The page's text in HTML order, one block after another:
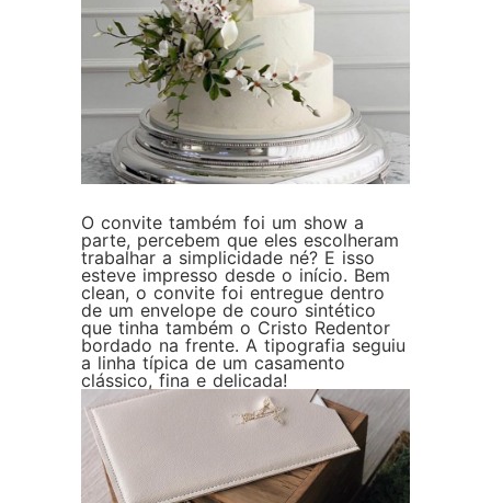
O convite também foi um show a
parte, percebem que eles escolheram
trabalhar a simplicidade né? E isso
esteve impresso desde o início. Bem
clean, o convite foi entregue dentro
de um envelope de couro sintético
que tinha também o Cristo Redentor
bordado na frente. A tipografia seguiu
a linha típica de um casamento
clássico, fina e delicada!